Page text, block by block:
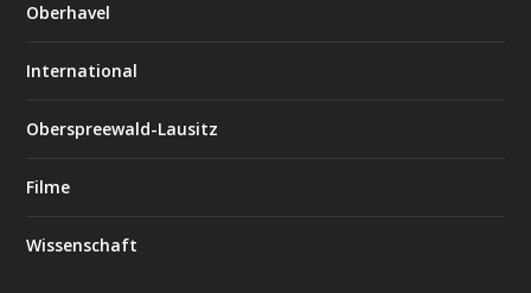
Oberhavel
International
Oberspreewald-Lausitz
Filme
Wissenschaft